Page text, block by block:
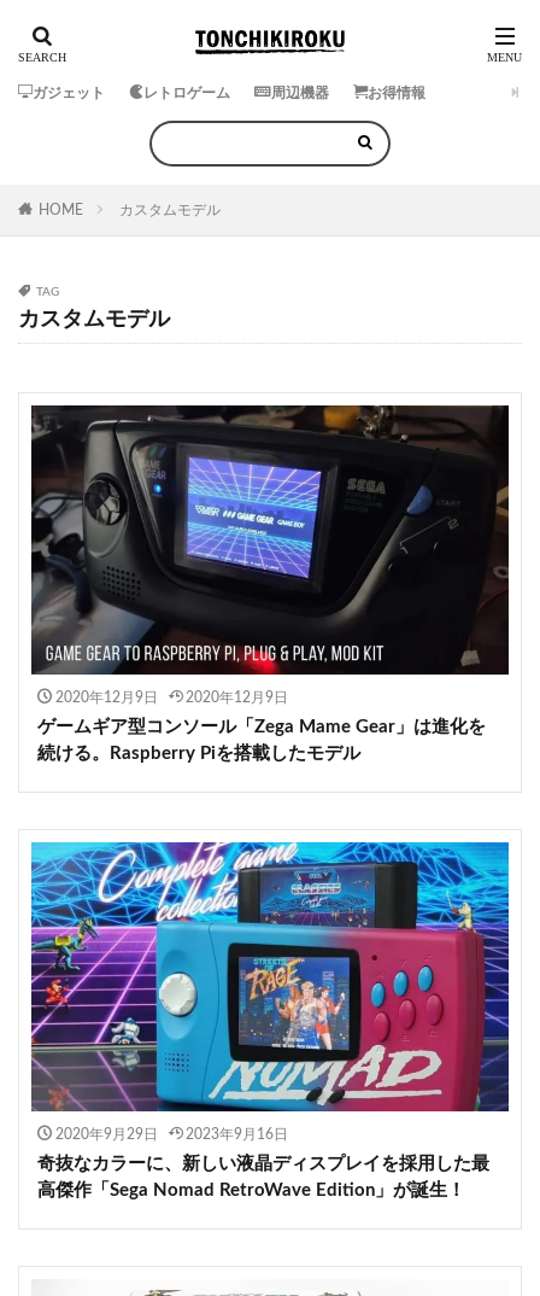
ガジェット レトロゲーム 周辺機器 お得情報
HOME カスタムモデル
TAG
カスタムモデル
2020年12月9日 2020年12月9日
ゲームギア型コンソール「Zega Mame Gear」は進化を
続ける。Raspberry Piを搭載したモデル
2020年9月29日 2023年9月16日
奇抜なカラーに、新しい液晶ディスプレイを採用した最
高傑作「Sega Nomad RetroWave Edition」が誕生！